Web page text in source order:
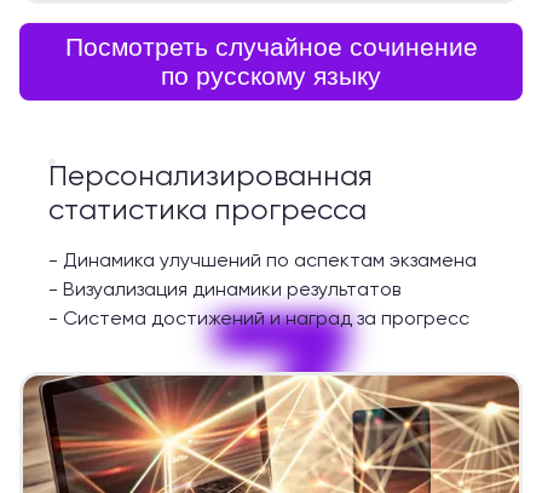
Посмотреть случайное сочинение
по русскому языку
7
Персонализированная
статистика прогресса
- Динамика улучшений по аспектам экзамена
- Визуализация динамики результатов
- Система достижений и наград за прогресс